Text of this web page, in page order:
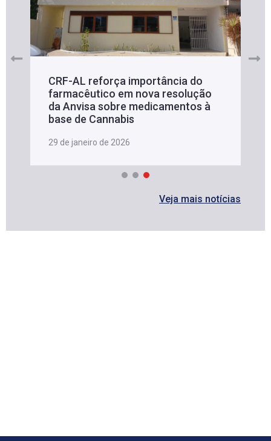
CRF-AL reforça importância do
farmacêutico em nova resolução
da Anvisa sobre medicamentos à
base de Cannabis
29 de janeiro de 2026
Veja mais notícias